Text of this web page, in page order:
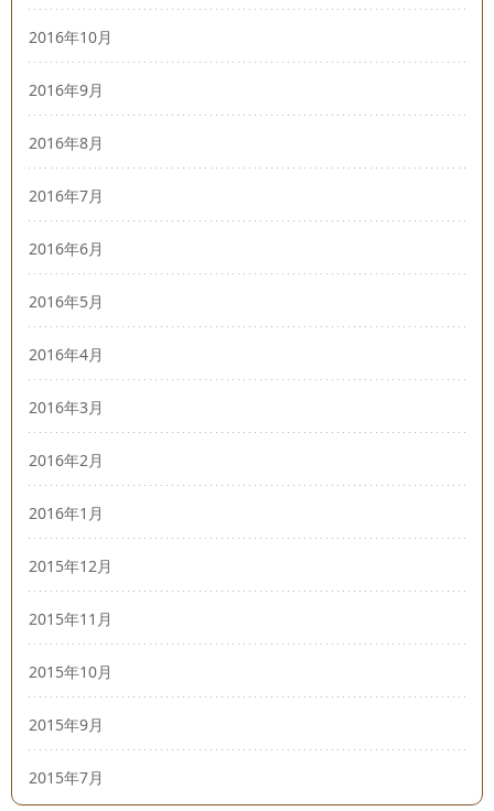
2016年10月
2016年9月
2016年8月
2016年7月
2016年6月
2016年5月
2016年4月
2016年3月
2016年2月
2016年1月
2015年12月
2015年11月
2015年10月
2015年9月
2015年7月